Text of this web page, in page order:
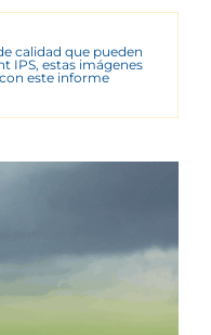
calidad que pueden
IPS, estas imágenes
este informe